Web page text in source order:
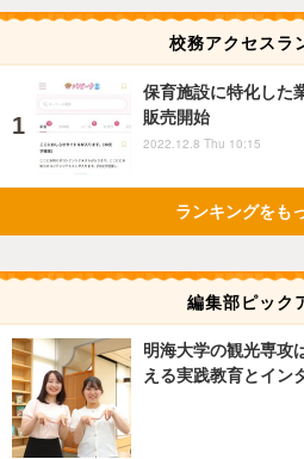
校務アクセスラ
保育施設に特化した
販売開始
2022.12.8 Thu 10:15
ランキングをも
編集部ピック
明海大学の観光専攻
える実践教育とイン